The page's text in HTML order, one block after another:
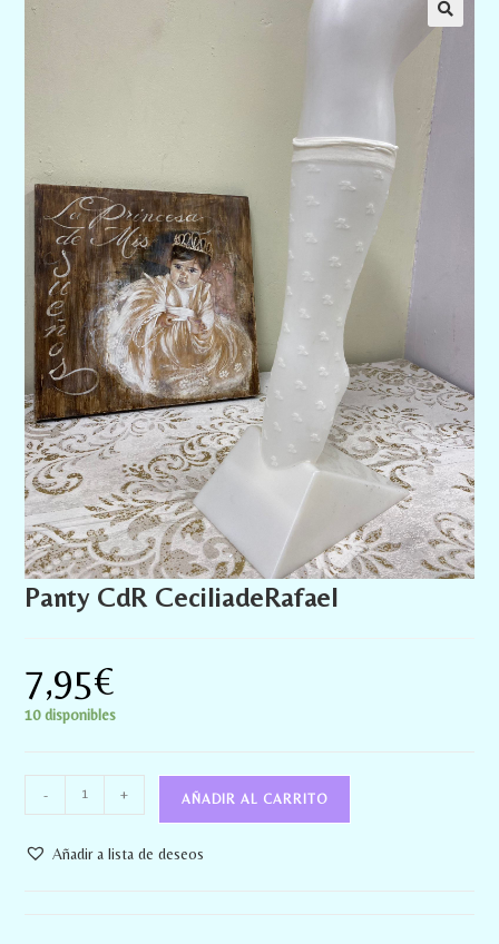
Panty CdR CeciliadeRafael
7,95€
10 disponibles
- + AÑADIR AL CARRITO
Añadir a lista de deseos